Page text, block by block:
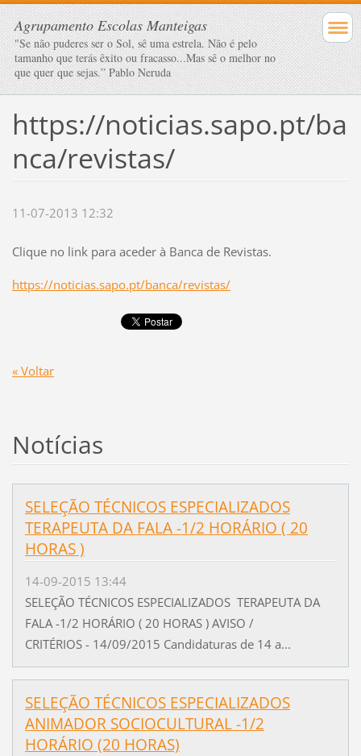
Agrupamento Escolas Manteigas
"Se não puderes ser o Sol, sê uma estrela. Não é pelo
tamanho que terás êxito ou fracasso...Mas sê o melhor no
que quer que sejas.” Pablo Neruda
https://noticias.sapo.pt/ba
nca/revistas/
11-07-2013 12:32
Clique no link para aceder à Banca de Revistas.
https://noticias.sapo.pt/banca/revistas/
« Voltar
Notícias
SELEÇÃO TÉCNICOS ESPECIALIZADOS
TERAPEUTA DA FALA -1/2 HORÁRIO ( 20
HORAS )
14-09-2015 13:44
SELEÇÃO TÉCNICOS ESPECIALIZADOS TERAPEUTA DA
FALA -1/2 HORÁRIO ( 20 HORAS ) AVISO /
CRITÉRIOS - 14/09/2015 Candidaturas de 14 a...
SELEÇÃO TÉCNICOS ESPECIALIZADOS
ANIMADOR SOCIOCULTURAL -1/2
HORÁRIO (20 HORAS)